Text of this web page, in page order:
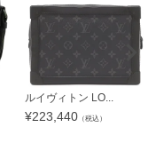
ルイヴィトン LO...
¥223,440 （税込）